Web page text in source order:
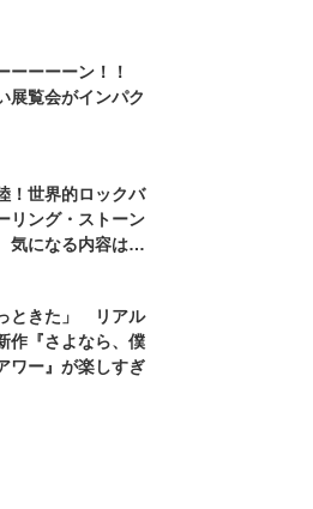
ーーーーン！！
展覧会がインパク
！世界的ロックバ
リング・ストーン
気になる内容は…
ときた」 リアル
作『さよなら、僕
ワー』が楽しすぎ